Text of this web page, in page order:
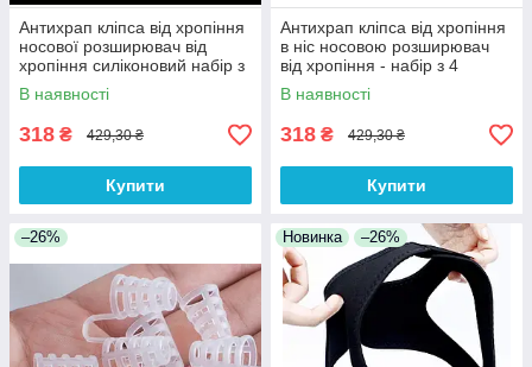
Антихрап кліпса від хропіння
носової розширювач від
хропіння силіконовий набір з
4 розмірів Спіралька у
футлярі
В наявності
318 ₴ 429,30 ₴
Купити
Антихрап кліпса від хропіння
в ніс носовою розширювач
від хропіння - набір з 4
розмірів у футлярі
В наявності
318 ₴ 429,30 ₴
Купити
–26% Новинка –26%